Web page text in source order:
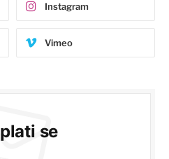
Instagram
Vimeo
se